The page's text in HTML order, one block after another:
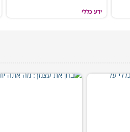
ידע כללי